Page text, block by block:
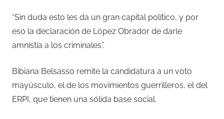
“Sin duda esto les da un gran capital político, y por
eso la declaración de López Obrador de darle
amnistía a los criminales”.
Bibiana Belsasso remite la candidatura a un voto
mayúsculo, el de los movimientos guerrilleros, el del
ERPI, que tienen una sólida base social.